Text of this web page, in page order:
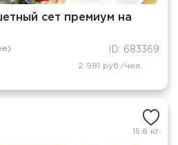
сет премиум на
ID: 683369
2 981 руб./чел.
15.8 кг